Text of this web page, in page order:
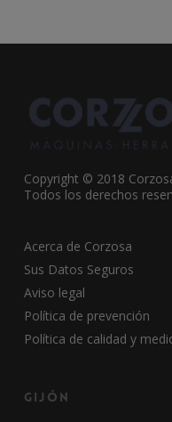
Copyright © 2018
Todos los derechos
Acerca de Corzosa
Sus Datos Seguros
Aviso legal
Política de prevención
Política de calidad y
Gijón